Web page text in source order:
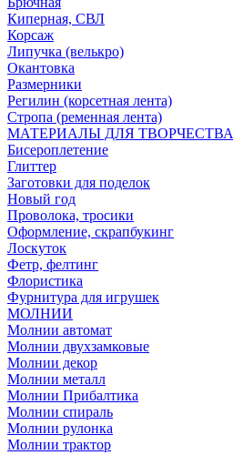
Киперная, СВЛ
Корсаж
Липучка (велькро)
Окантовка
Размерники
Регилин (корсетная лента)
Стропа (ременная лента)
МАТЕРИАЛЫ ДЛЯ ТВОРЧЕСТВА
Бисероплетение
Глиттер
Заготовки для поделок
Новый год
Проволока, тросики
Оформление, скрапбукинг
Лоскуток
Фетр, фелтинг
Флористика
Фурнитура для игрушек
МОЛНИИ
Молнии автомат
Молнии двухзамковые
Молнии декор
Молнии металл
Молнии Прибалтика
Молнии спираль
Молнии рулонка
Молнии трактор